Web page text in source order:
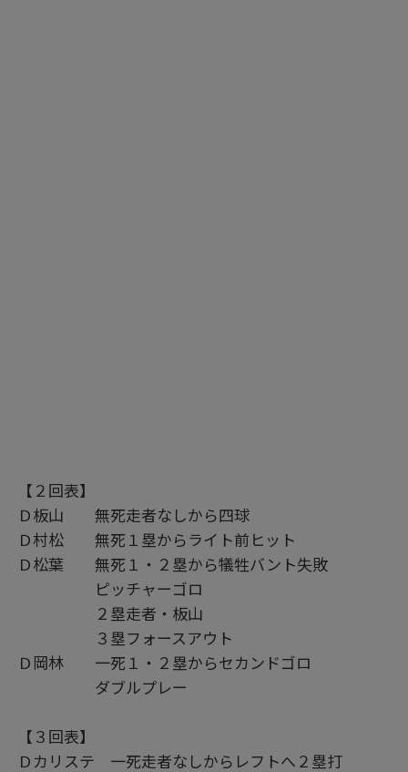
【２回表】
Ｄ板山 無死走者なしから四球
Ｄ村松 無死１塁からライト前ヒット
Ｄ松葉 無死１・２塁から犠牲バント失敗
ピッチャーゴロ
２塁走者・板山
３塁フォースアウト
Ｄ岡林 一死１・２塁からセカンドゴロ
ダブルプレー
【３回表】
Ｄカリステ 一死走者なしからレフトへ２塁打